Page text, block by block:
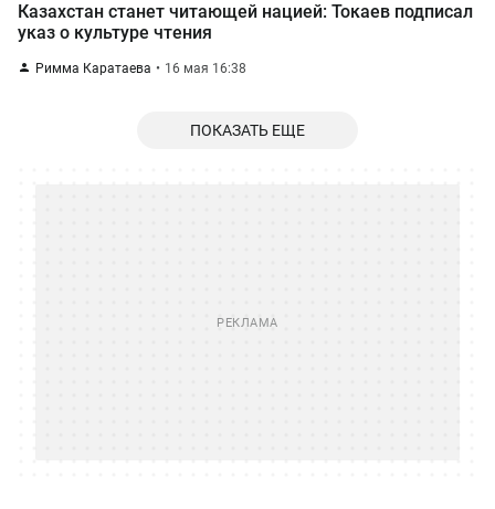
Казахстан станет читающей нацией: Токаев подписал
указ о культуре чтения
Римма Каратаева 16 мая 16:38
ПОКАЗАТЬ ЕЩЕ